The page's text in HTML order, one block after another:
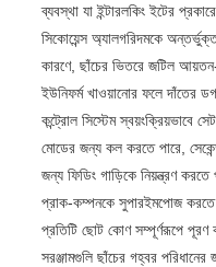
ব্যবস্থা যা ইন্টারলকিং ইটের
সিকোয়েন্স অ্যালগরিদমকে
কারণে, ছাঁচের ভিতরে জটিল
ইউনিফর্ম খাওয়ানোর ফলে দাঁতের
কন্ট্রোল সিস্টেম স্বয়ংক্রিয়ভাবে
মোডের জন্য কল করতে পারে,
জন্য ফিডিং গাড়িকে নিয়ন্ত্রণ করতে
প্রাক-কম্পনকে সুপারইমপোজ করতে
প্রতিটি ছোট কোণ সম্পূর্ণরূপে পূরণ
সরঞ্জামগুলি ছাঁচের গহ্বর